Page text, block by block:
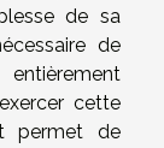
de sa
de
cette
permet de